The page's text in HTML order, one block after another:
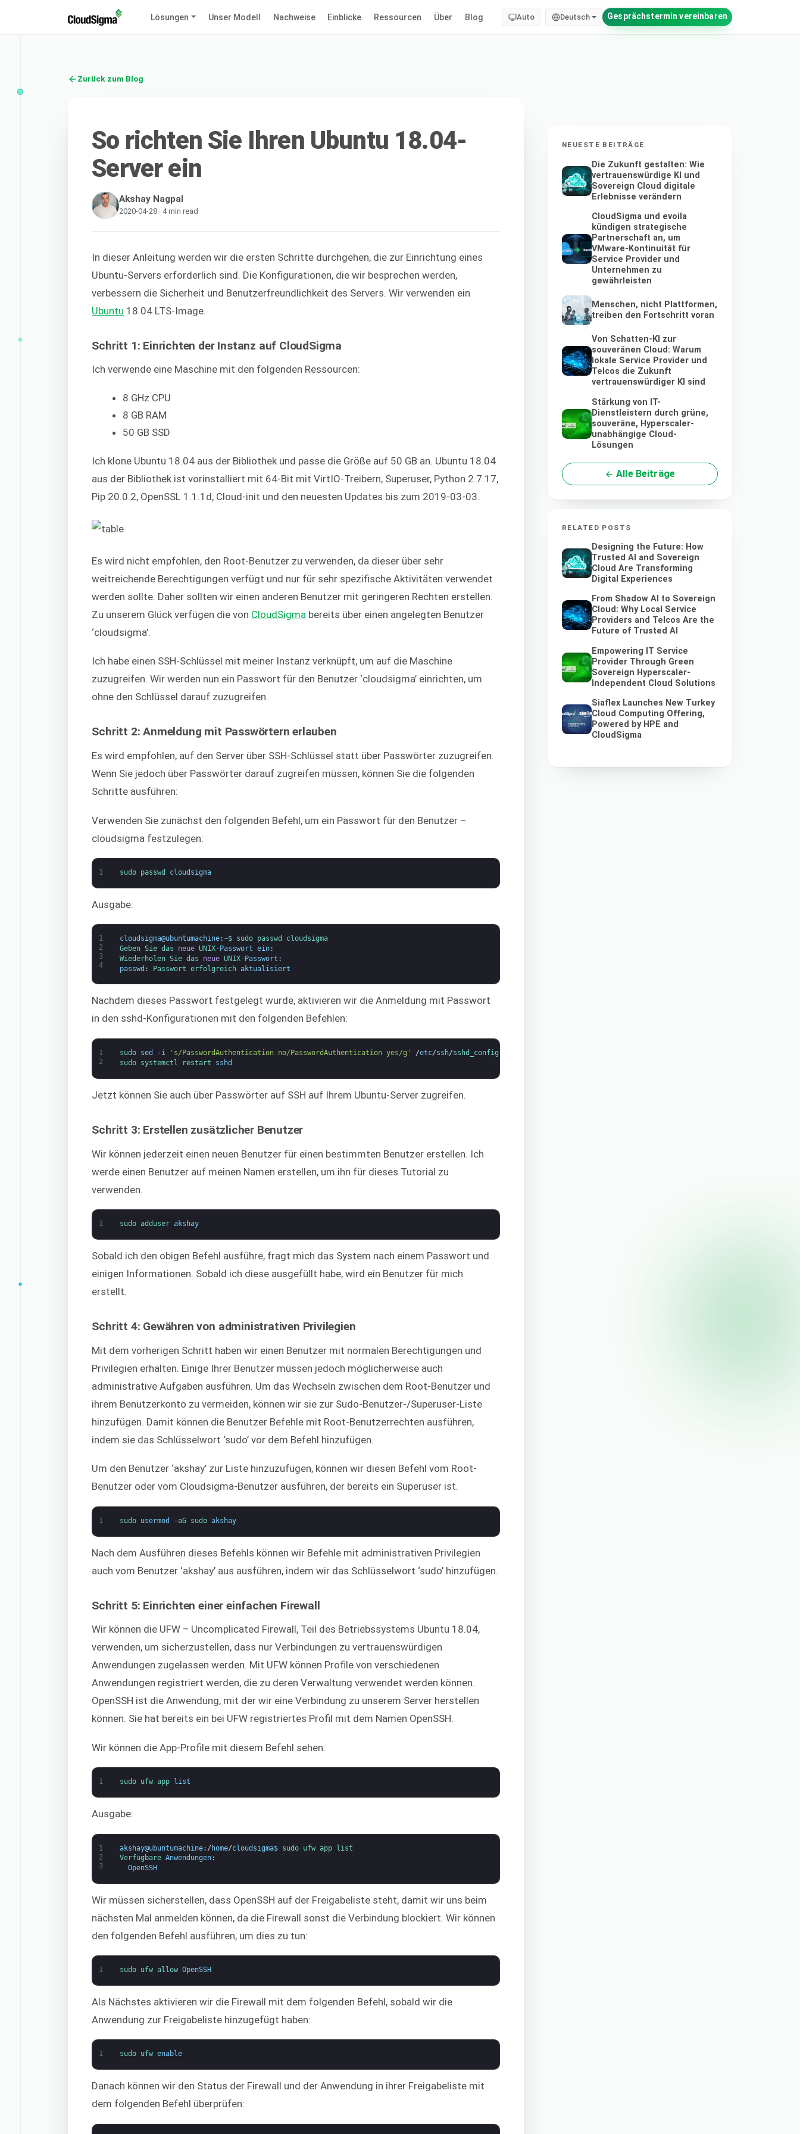
Lösungen Unser Modell Nachweise Einblicke Ressourcen Über Blog Auto Deutsch Gesprächstermin vereinbaren
Zurück zum Blog
So richten Sie Ihren Ubuntu 18.04-
Server ein
Akshay Nagpal
2020-04-28 · 4 min read
In dieser Anleitung werden wir die ersten Schritte durchgehen, die zur Einrichtung eines
Ubuntu-Servers erforderlich sind. Die Konfigurationen, die wir besprechen werden,
verbessern die Sicherheit und Benutzerfreundlichkeit des Servers. Wir verwenden ein
Ubuntu 18.04 LTS-Image.
Schritt 1: Einrichten der Instanz auf CloudSigma
Ich verwende eine Maschine mit den folgenden Ressourcen:
8 GHz CPU
8 GB RAM
50 GB SSD
Ich klone Ubuntu 18.04 aus der Bibliothek und passe die Größe auf 50 GB an. Ubuntu 18.04
aus der Bibliothek ist vorinstalliert mit 64-Bit mit VirtIO-Treibern, Superuser, Python 2.7.17,
Pip 20.0.2, OpenSSL 1.1.1d, Cloud-init und den neuesten Updates bis zum 2019-03-03.
Es wird nicht empfohlen, den Root-Benutzer zu verwenden, da dieser über sehr
weitreichende Berechtigungen verfügt und nur für sehr spezifische Aktivitäten verwendet
werden sollte. Daher sollten wir einen anderen Benutzer mit geringeren Rechten erstellen.
Zu unserem Glück verfügen die von CloudSigma bereits über einen angelegten Benutzer
‘cloudsigma’.
Ich habe einen SSH-Schlüssel mit meiner Instanz verknüpft, um auf die Maschine
zuzugreifen. Wir werden nun ein Passwort für den Benutzer ‘cloudsigma’ einrichten, um
ohne den Schlüssel darauf zuzugreifen.
Schritt 2: Anmeldung mit Passwörtern erlauben
Es wird empfohlen, auf den Server über SSH-Schlüssel statt über Passwörter zuzugreifen.
Wenn Sie jedoch über Passwörter darauf zugreifen müssen, können Sie die folgenden
Schritte ausführen:
Verwenden Sie zunächst den folgenden Befehl, um ein Passwort für den Benutzer –
cloudsigma festzulegen:
1 sudo passwd cloudsigma
Ausgabe:
1
2
3
4
cloudsigma@ubuntumachine:~$ sudo passwd cloudsigma
Geben Sie das neue UNIX- Passwort ein:
Wiederholen Sie das neue UNIX- Passwort :
passwd : Passwort erfolgreich aktualisiert
Nachdem dieses Passwort festgelegt wurde, aktivieren wir die Anmeldung mit Passwort
in den sshd-Konfigurationen mit den folgenden Befehlen:
1
2
sudo sed -i 's/PasswordAuthentication no/PasswordAuthentication yes/g' /etc/ssh/sshd_config
sudo systemctl restart sshd
Jetzt können Sie auch über Passwörter auf SSH auf Ihrem Ubuntu-Server zugreifen.
Schritt 3: Erstellen zusätzlicher Benutzer
Wir können jederzeit einen neuen Benutzer für einen bestimmten Benutzer erstellen. Ich
werde einen Benutzer auf meinen Namen erstellen, um ihn für dieses Tutorial zu
verwenden.
1 sudo adduser akshay
Sobald ich den obigen Befehl ausführe, fragt mich das System nach einem Passwort und
einigen Informationen. Sobald ich diese ausgefüllt habe, wird ein Benutzer für mich
erstellt.
Schritt 4: Gewähren von administrativen Privilegien
Mit dem vorherigen Schritt haben wir einen Benutzer mit normalen Berechtigungen und
Privilegien erhalten. Einige Ihrer Benutzer müssen jedoch möglicherweise auch
administrative Aufgaben ausführen. Um das Wechseln zwischen dem Root-Benutzer und
ihrem Benutzerkonto zu vermeiden, können wir sie zur Sudo-Benutzer-/Superuser-Liste
hinzufügen. Damit können die Benutzer Befehle mit Root-Benutzerrechten ausführen,
indem sie das Schlüsselwort ‘sudo’ vor dem Befehl hinzufügen.
Um den Benutzer ‘akshay’ zur Liste hinzuzufügen, können wir diesen Befehl vom Root-
Benutzer oder vom Cloudsigma-Benutzer ausführen, der bereits ein Superuser ist.
1 sudo usermod -aG sudo akshay
Nach dem Ausführen dieses Befehls können wir Befehle mit administrativen Privilegien
auch vom Benutzer ‘akshay’ aus ausführen, indem wir das Schlüsselwort ‘sudo’ hinzufügen.
Schritt 5: Einrichten einer einfachen Firewall
Wir können die UFW – Uncomplicated Firewall, Teil des Betriebssystems Ubuntu 18.04,
verwenden, um sicherzustellen, dass nur Verbindungen zu vertrauenswürdigen
Anwendungen zugelassen werden. Mit UFW können Profile von verschiedenen
Anwendungen registriert werden, die zu deren Verwaltung verwendet werden können.
OpenSSH ist die Anwendung, mit der wir eine Verbindung zu unserem Server herstellen
können. Sie hat bereits ein bei UFW registriertes Profil mit dem Namen OpenSSH.
Wir können die App-Profile mit diesem Befehl sehen:
1 sudo ufw app list
Ausgabe:
1
2
3
akshay@ubuntumachine: / home/cloudsigma$ sudo ufw app list
Verfügbare Anwendungen:
OpenSSH
Wir müssen sicherstellen, dass OpenSSH auf der Freigabeliste steht, damit wir uns beim
nächsten Mal anmelden können, da die Firewall sonst die Verbindung blockiert. Wir können
den folgenden Befehl ausführen, um dies zu tun:
1 sudo ufw allow OpenSSH
Als Nächstes aktivieren wir die Firewall mit dem folgenden Befehl, sobald wir die
Anwendung zur Freigabeliste hinzugefügt haben:
1 sudo ufw enable
Danach können wir den Status der Firewall und der Anwendung in ihrer Freigabeliste mit
dem folgenden Befehl überprüfen:
NEUESTE BEITRÄGE
Die Zukunft gestalten: Wie
vertrauenswürdige KI und
Sovereign Cloud digitale
Erlebnisse verändern
CloudSigma und evoila
kündigen strategische
Partnerschaft an, um
VMware-Kontinuität für
Service Provider und
Unternehmen zu
gewährleisten
Menschen, nicht Plattformen,
treiben den Fortschritt voran
Von Schatten-KI zur
souveränen Cloud: Warum
lokale Service Provider und
Telcos die Zukunft
vertrauenswürdiger KI sind
Stärkung von IT-
Dienstleistern durch grüne,
souveräne, Hyperscaler-
unabhängige Cloud-
Lösungen
Alle Beiträge
RELATED POSTS
Designing the Future: How
Trusted AI and Sovereign
Cloud Are Transforming
Digital Experiences
From Shadow AI to Sovereign
Cloud: Why Local Service
Providers and Telcos Are the
Future of Trusted AI
Empowering IT Service
Provider Through Green
Sovereign Hyperscaler-
Independent Cloud Solutions
Siaflex Launches New Turkey
Cloud Computing Offering,
Powered by HPE and
CloudSigma